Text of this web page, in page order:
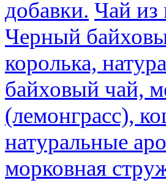
добавки. Чай из
Черный
королька,
байховый чай,
(лемонграсс),
натуральные
морковная